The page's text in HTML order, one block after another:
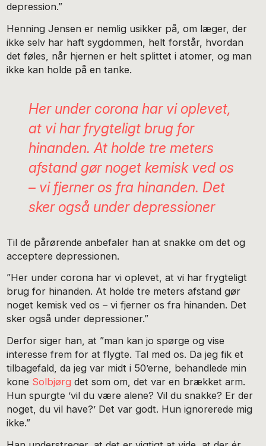
depression.”
Henning Jensen er nemlig usikker på, om læger, der
ikke selv har haft sygdommen, helt forstår, hvordan
det føles, når hjernen er helt splittet i atomer, og man
ikke kan holde på en tanke.
Her under corona har vi oplevet,
at vi har frygteligt brug for
hinanden. At holde tre meters
afstand gør noget kemisk ved os
– vi fjerner os fra hinanden. Det
sker også under depressioner
Til de pårørende anbefaler han at snakke om det og
acceptere depressionen.
”Her under corona har vi oplevet, at vi har frygteligt
brug for hinanden. At holde tre meters afstand gør
noget kemisk ved os – vi fjerner os fra hinanden. Det
sker også under depressioner.”
Derfor siger han, at ”man kan jo spørge og vise
interesse frem for at flygte. Tal med os. Da jeg fik et
tilbagefald, da jeg var midt i 50’erne, behandlede min
kone Solbjørg det som om, det var en brækket arm.
Hun spurgte ’vil du være alene? Vil du snakke? Er der
noget, du vil have?’ Det var godt. Hun ignorerede mig
ikke.”